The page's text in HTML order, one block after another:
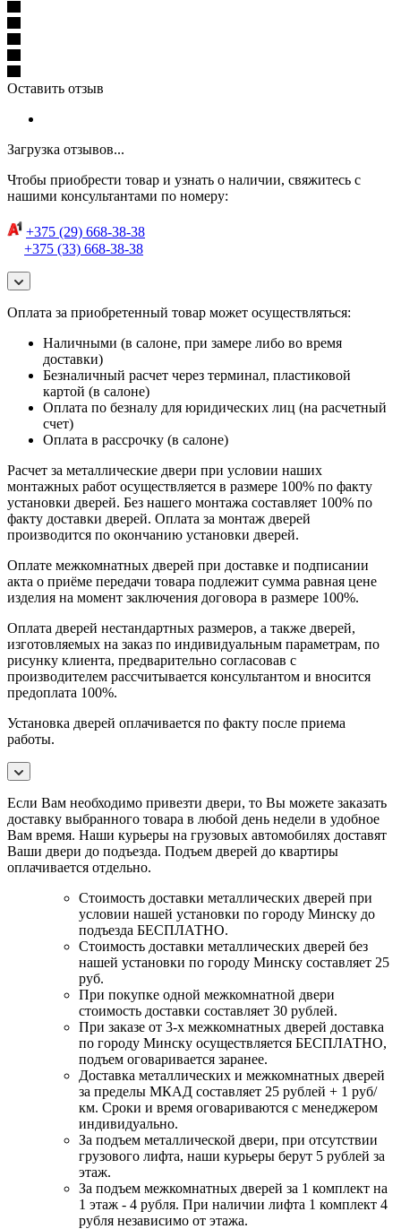
Оставить отзыв
Загрузка отзывов...
Чтобы приобрести товар и узнать о наличии, свяжитесь с
нашими консультантами по номеру:
+375 (29) 668-38-38
+375 (33) 668-38-38
Оплата за приобретенный товар может осуществляться:
Наличными (в салоне, при замере либо во время
доставки)
Безналичный расчет через терминал, пластиковой
картой (в салоне)
Оплата по безналу для юридических лиц (на расчетный
счет)
Оплата в рассрочку (в салоне)
Расчет за металлические двери при условии наших
монтажных работ осуществляется в размере 100% по факту
установки дверей. Без нашего монтажа составляет 100% по
факту доставки дверей. Оплата за монтаж дверей
производится по окончанию установки дверей.
Оплате межкомнатных дверей при доставке и подписании
акта о приёме передачи товара подлежит сумма равная цене
изделия на момент заключения договора в размере 100%.
Оплата дверей нестандартных размеров, а также дверей,
изготовляемых на заказ по индивидуальным параметрам, по
рисунку клиента, предварительно согласовав с
производителем рассчитывается консультантом и вносится
предоплата 100%.
Установка дверей оплачивается по факту после приема
работы.
Если Вам необходимо привезти двери, то Вы можете заказать
доставку выбранного товара в любой день недели в удобное
Вам время. Наши курьеры на грузовых автомобилях доставят
Ваши двери до подъезда. Подъем дверей до квартиры
оплачивается отдельно.
Стоимость доставки металлических дверей при
условии нашей установки по городу Минску до
подъезда БЕСПЛАТНО.
Стоимость доставки металлических дверей без
нашей установки по городу Минску составляет 25
руб.
При покупке одной межкомнатной двери
стоимость доставки составляет 30 рублей.
При заказе от 3-х межкомнатных дверей доставка
по городу Минску осуществляется БЕСПЛАТНО,
подъем оговаривается заранее.
Доставка металлических и межкомнатных дверей
за пределы МКАД составляет 25 рублей + 1 руб/
км. Сроки и время оговариваются с менеджером
индивидуально.
За подъем металлической двери, при отсутствии
грузового лифта, наши курьеры берут 5 рублей за
этаж.
За подъем межкомнатных дверей за 1 комплект на
1 этаж - 4 рубля. При наличии лифта 1 комплект 4
рубля независимо от этажа.